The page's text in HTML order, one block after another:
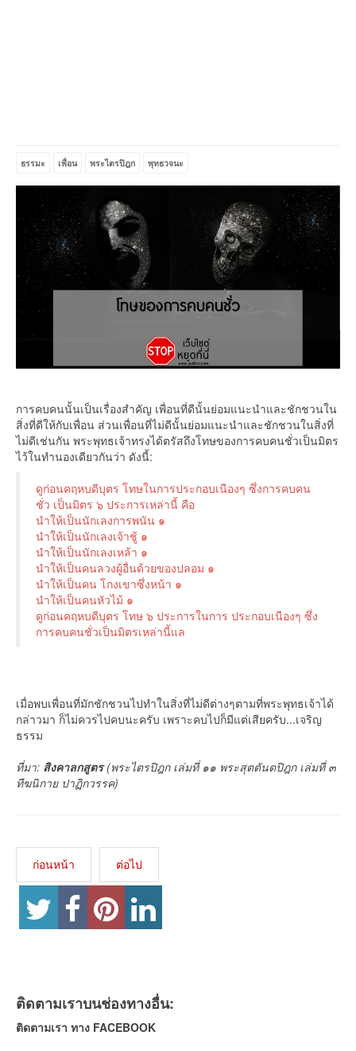
ธรรมะ เพื่อน พระไตรปิฎก พุทธวจนะ
การคบคนนั้นเป็นเรื่องสำคัญ เพื่อนที่ดีนั้นย่อมแนะนำและชักชวนใน
สิ่งที่ดีให้กับเพื่อน ส่วนเพื่อนที่ไม่ดีนั้นย่อมแนะนำและชักชวนในสิ่งที่
ไม่ดีเช่นกัน พระพุทธเจ้าทรงได้ตรัสถึงโทษของการคบคนชั่วเป็นมิตร
ไว้ในทำนองเดียวกันว่า ดังนี้:
ดูก่อนคฤหบดีบุตร โทษในการประกอบเนืองๆ ซึ่งการคบคน
ชั่ว เป็นมิตร ๖ ประการเหล่านี้ คือ
นำให้เป็นนักเลงการพนัน ๑
นำให้เป็นนักเลงเจ้าชู้ ๑
นำให้เป็นนักเลงเหล้า ๑
นำให้เป็นคนลวงผู้อื่นด้วยของปลอม ๑
นำให้เป็นคน โกงเขาซึ่งหน้า ๑
นำให้เป็นคนหัวไม้ ๑
ดูก่อนคฤหบดีบุตร โทษ ๖ ประการในการ ประกอบเนืองๆ ซึ่ง
การคบคนชั่วเป็นมิตรเหล่านี้แล
เมื่อพบเพื่อนที่มักชักชวนไปทำในสิ่งที่ไม่ดีต่างๆตามที่พระพุทธเจ้าได้
กล่าวมา ก็ไม่ควรไปคบนะครับ เพราะคบไปก็มีแต่เสียครับ...เจริญ
ธรรม
ที่มา: สิงคาลกสูตร(พระไตรปิฎก เล่มที่ ๑๑ พระสุตตันตปิฎก เล่มที่ ๓
ทีฆนิกาย ปาฏิกวรรค)
ก่อนหน้า ต่อไป
ติดตามเราบนช่องทางอื่น:
ติดตามเรา ทาง FACEBOOK